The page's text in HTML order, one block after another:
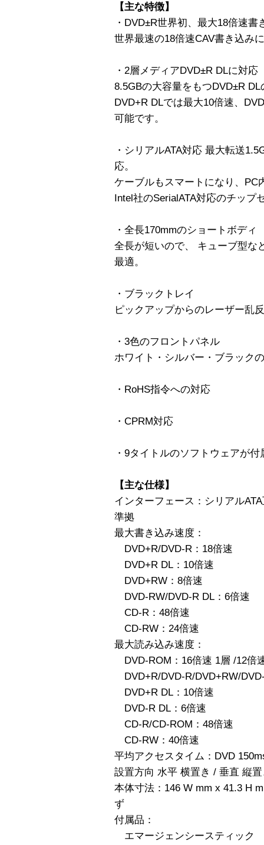
【主な特徴】
・DVD±R世界初、最大18倍速書
世界最速の18倍速CAV書き込み
・2層メディアDVD±R DLに対応
8.5GBの大容量をもつDVD±R
DVD+R DLでは最大10倍速、
可能です。
・シリアルATA対応 最大転送
応。
ケーブルもスマートになり、PC
Intel社のSerialATA対応のチップ
・全長170mmのショートボディ
全長が短いので、 キューブ型な
最適。
・ブラックトレイ
ピックアップからのレーザー乱
・3色のフロントパネル
ホワイト・シルバー・ブラック
・RoHS指令への対応
・CPRM対応
・9タイトルのソフトウェアが付
【主な仕様】
インターフェース：シリアル
準拠
最大書き込み速度：
DVD+R/DVD-R：18倍速
DVD+R DL：10倍速
DVD+RW：8倍速
DVD-RW/DVD-R DL：6倍速
CD-R：48倍速
CD-RW：24倍速
最大読み込み速度：
DVD-ROM：16倍速 1層 /12倍
DVD+R/DVD-R/DVD+RW/
DVD+R DL：10倍速
DVD-R DL：6倍速
CD-R/CD-ROM：48倍速
CD-RW：40倍速
平均アクセスタイム：DVD
設置方向 水平 横置き / 垂直 縦
本体寸法：146 W mm x 41.3 H
ず
付属品：
エマージェンシースティック